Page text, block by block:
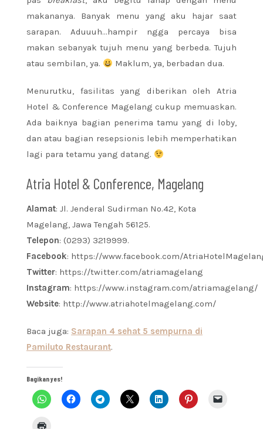
makananya. Banyak menu yang aku hajar saat
sarapan. Aduuuh…hampir ngga percaya bisa
makan sebanyak tujuh menu yang berbeda. Tujuh
atau sembilan, ya.
Maklum, ya, berbadan dua.
Menurutku, fasilitas yang diberikan oleh Atria
Hotel & Conference Magelang cukup memuaskan.
Ada baiknya bagian penerima tamu yang di loby,
dan atau bagian resepsionis lebih memperhatikan
lagi para tetamu yang datang.
Atria Hotel & Conference, Magelang
Alamat: Jl. Jenderal Sudirman No.42, Kota
Magelang, Jawa Tengah 56125.
Telepon: (0293) 3219999.
Facebook: https://www.facebook.com/
Twitter: https://twitter.com/atriamagelang
Instagram: https://www.instagram.com/atriamagelang/
Website: http://www.atriahotelmagelang.com/
Baca juga: Sarapan 4 sehat 5 sempurna di
Pamiluto Restaurant.
Bagikan yes!